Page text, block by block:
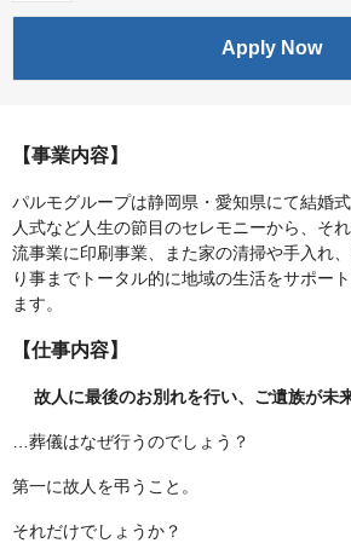
Apply Now
【事業内容】
パルモグループは静岡県・愛知県にて結婚
人式など人生の節目のセレモニーから、そ
流事業に印刷事業、また家の清掃や手入れ
り事までトータル的に地域の生活をサポー
ます。
【仕事内容】
故人に最後のお別れを行い、ご遺族が未
…葬儀はなぜ行うのでしょう？
第一に故人を弔うこと。
それだけでしょうか？